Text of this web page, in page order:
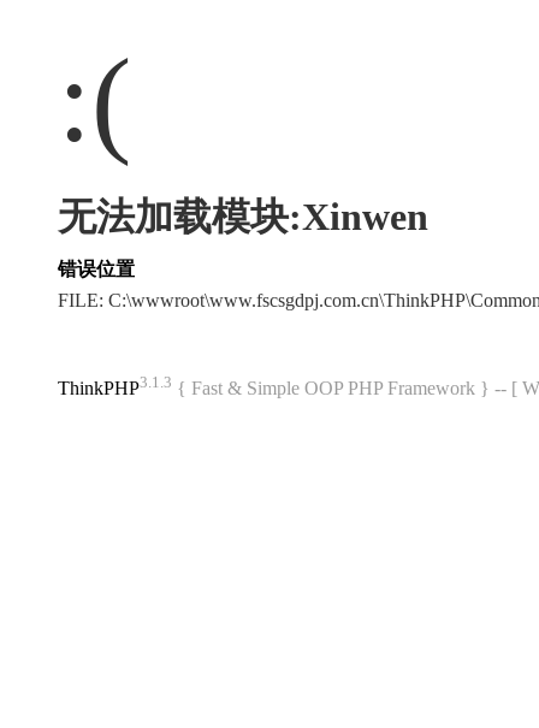
:(
无法加载模块:Xinwen
错误位置
FILE:
ThinkPHP3.1.3 { Fast & Simple OOP PHP Framework } -- [